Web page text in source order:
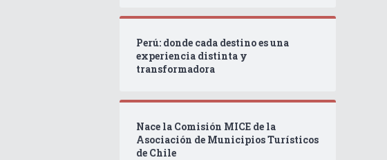
Perú: donde cada destino es una
experiencia distinta y
transformadora
Nace la Comisión MICE de la
Asociación de Municipios Turísticos
de Chile